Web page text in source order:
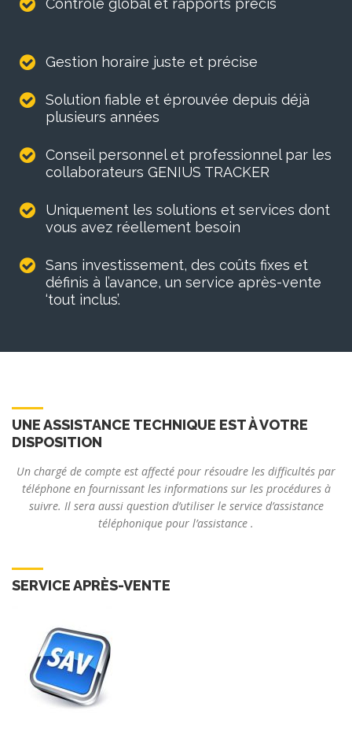
Contrôle global et rapports précis
Gestion horaire juste et précise
Solution fiable et éprouvée depuis déjà
plusieurs années
Conseil personnel et professionnel par les
collaborateurs GENIUS TRACKER
Uniquement les solutions et services dont
vous avez réellement besoin
Sans investissement, des coûts fixes et
définis à l’avance, un service après-vente
‘tout inclus’.
UNE ASSISTANCE TECHNIQUE EST À VOTRE
DISPOSITION
Un chargé de compte est affecté pour résoudre les difficultés par
téléphone en fournissant les informations sur les procédures à
suivre. Il sera aussi question d’utiliser le service d’assistance
téléphonique pour l’assistance .
SERVICE APRÈS-VENTE